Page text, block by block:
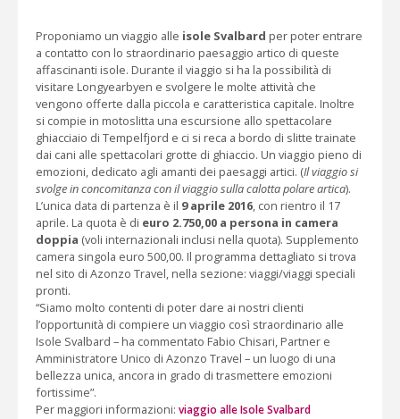
Proponiamo un viaggio alle isole Svalbard per poter entrare
a contatto con lo straordinario paesaggio artico di queste
affascinanti isole. Durante il viaggio si ha la possibilità di
visitare Longyearbyen e svolgere le molte attività che
vengono offerte dalla piccola e caratteristica capitale. Inoltre
si compie in motoslitta una escursione allo spettacolare
ghiacciaio di Tempelfjord e ci si reca a bordo di slitte trainate
dai cani alle spettacolari grotte di ghiaccio. Un viaggio pieno di
emozioni, dedicato agli amanti dei paesaggi artici. (Il viaggio si
svolge in concomitanza con il viaggio sulla calotta polare artica).
L’unica data di partenza è il 9 aprile 2016, con rientro il 17
aprile. La quota è di euro 2.750,00 a persona in camera
doppia (voli internazionali inclusi nella quota). Supplemento
camera singola euro 500,00. Il programma dettagliato si trova
nel sito di Azonzo Travel, nella sezione: viaggi/viaggi speciali
pronti.
“Siamo molto contenti di poter dare ai nostri clienti
l’opportunità di compiere un viaggio così straordinario alle
Isole Svalbard – ha commentato Fabio Chisari, Partner e
Amministratore Unico di Azonzo Travel – un luogo di una
bellezza unica, ancora in grado di trasmettere emozioni
fortissime”.
Per maggiori informazioni: viaggio alle Isole Svalbard